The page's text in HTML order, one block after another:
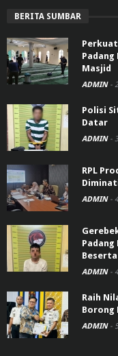
BERITA SUMBAR
Masjid
ADMIN -
Polisi
Datar
ADMIN -
RPL
ADMIN -
Padang
ADMIN -
Raih
Borong
ADMIN -